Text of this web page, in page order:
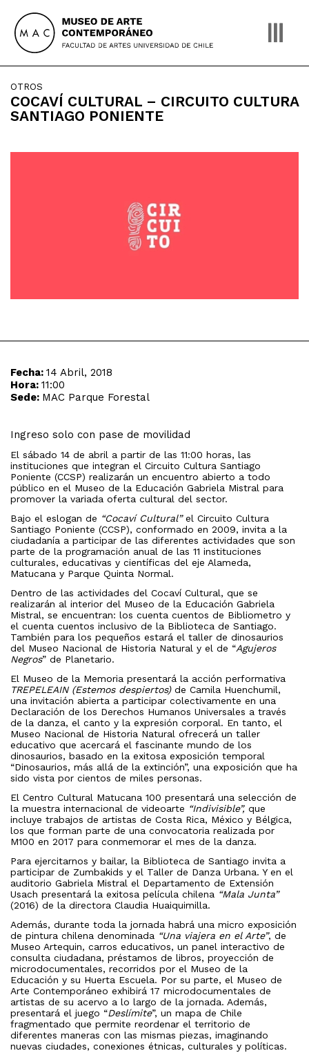
content
OTROS
COCAVÍ CULTURAL – CIRCUITO CULTURA
SANTIAGO PONIENTE
Fecha: 14 Abril, 2018
Hora: 11:00
Sede: MAC Parque Forestal
Ingreso solo con pase de movilidad
El sábado 14 de abril a partir de las 11:00 horas, las
instituciones que integran el Circuito Cultura Santiago
Poniente (CCSP) realizarán un encuentro abierto a todo
público en el Museo de la Educación Gabriela Mistral para
promover la variada oferta cultural del sector.
Bajo el eslogan de “Cocaví Cultural”el Circuito Cultura
Santiago Poniente (CCSP), conformado en 2009, invita a la
ciudadanía a participar de las diferentes actividades que son
parte de la programación anual de las 11 instituciones
culturales, educativas y científicas del eje Alameda,
Matucana y Parque Quinta Normal.
Dentro de las actividades del Cocaví Cultural, que se
realizarán al interior del Museo de la Educación Gabriela
Mistral, se encuentran: los cuenta cuentos de Bibliometro y
el cuenta cuentos inclusivo de la Biblioteca de Santiago.
También para los pequeños estará el taller de dinosaurios
del Museo Nacional de Historia Natural y el de “Agujeros
Negros” de Planetario.
El Museo de la Memoria presentará la acción performativa
TREPELEAIN (Estemos despiertos)de Camila Huenchumil,
una invitación abierta a participar colectivamente en una
Declaración de los Derechos Humanos Universales a través
de la danza, el canto y la expresión corporal. En tanto, el
Museo Nacional de Historia Natural ofrecerá un taller
educativo que acercará el fascinante mundo de los
dinosaurios, basado en la exitosa exposición temporal
“Dinosaurios, más allá de la extinción”, una exposición que ha
sido vista por cientos de miles personas.
El Centro Cultural Matucana 100 presentará una selección de
la muestra internacional de videoarte “Indivisible”, que
incluye trabajos de artistas de Costa Rica, México y Bélgica,
los que forman parte de una convocatoria realizada por
M100 en 2017 para conmemorar el mes de la danza.
Para ejercitarnos y bailar, la Biblioteca de Santiago invita a
participar de Zumbakids y el Taller de Danza Urbana. Y en el
auditorio Gabriela Mistral el Departamento de Extensión
Usach presentará la exitosa película chilena “Mala Junta”
(2016) de la directora Claudia Huaiquimilla.
Además, durante toda la jornada habrá una micro exposición
de pintura chilena denominada “Una viajera en el Arte”, de
Museo Artequin, carros educativos, un panel interactivo de
consulta ciudadana, préstamos de libros, proyección de
microdocumentales, recorridos por el Museo de la
Educación y su Huerta Escuela. Por su parte, el Museo de
Arte Contemporáneo exhibirá 17 microdocumentales de
artistas de su acervo a lo largo de la jornada. Además,
presentará el juego “Deslímite”, un mapa de Chile
fragmentado que permite reordenar el territorio de
diferentes maneras con las mismas piezas, imaginando
nuevas ciudades, conexiones étnicas, culturales y políticas.